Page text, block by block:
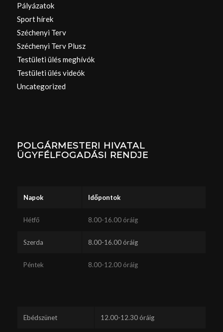
Pályázatok
Sport hírek
Széchenyi Terv
Széchenyi Terv Plusz
Testületi ülés meghívók
Testületi ülés videók
Uncategorized
POLGÁRMESTERI HIVATAL
ÜGYFÉLFOGADÁSI RENDJE
Napok Időpontok
Hétfő 8.00-16.00 óráig
Szerda 8.00-16.00 óráig
Péntek 8.00-12.00 óráig
Ebédszünet 12.00-12.30 óráig